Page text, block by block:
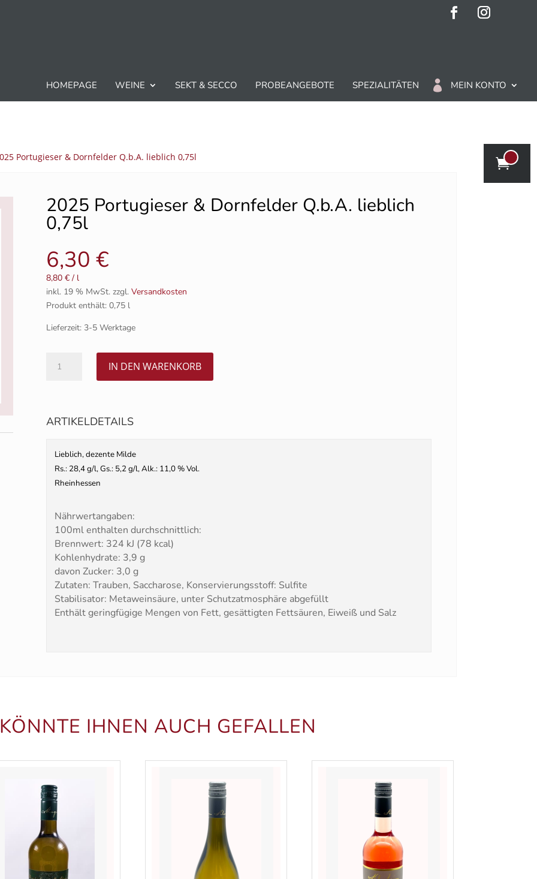
HOMEPAGE WEINE SEKT & SECCO PROBEANGEBOTE SPEZIALITÄTEN MEIN KONTO
Portugieser & Dornfelder Q.b.A. lieblich 0,75l
2025 Portugieser & Dornfelder Q.b.A. lieblich
0,75l
6,30 €
8,80 €/ l
inkl. 19 % MwSt. zzgl. Versandkosten
Produkt enthält: 0,75 l
Lieferzeit: 3-5 Werktage
Portugieser
lieblich
Menge
IN DEN WARENKORB
ARTIKELDETAILS
Lieblich, dezente Milde
Rs.: 28,4 g/l, Gs.: 5,2 g/l, Alk.: 11,0 % Vol.
Rheinhessen
Nährwertangaben:
100ml enthalten durchschnittlich:
Brennwert: 324 kJ (78 kcal)
Kohlenhydrate: 3,9 g
davon Zucker: 3,0 g
Zutaten: Trauben, Saccharose, Konservierungsstoff: Sulfite
Stabilisator: Metaweinsäure, unter Schutzatmosphäre abgefüllt
Enthält geringfügige Mengen von Fett, gesättigten Fettsäuren, Eiweiß und Salz
IHNEN AUCH GEFALLEN